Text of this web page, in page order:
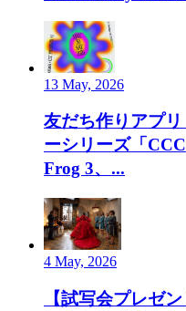
13 May, 2026
友だち作りアプ
ーシリーズ「
Frog 3、...
4 May, 2026
【試写会プレゼ